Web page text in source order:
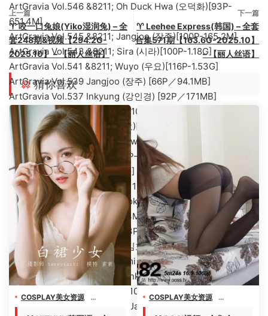
ArtGravia Vol.546 &8211; Oh Duck Hwa (오덕화)[93P-
651.4M]
ArtGravia Vol.545 &8211; Jangjoo (장주)[100P-165.2M]
ArtGravia Vol.543 &8211; Sira (시라)[100P-1.18G]
ArtGravia Vol.541 &8211; Wuyo (우요)[116P-1.53G]
ArtGravia Vol.539 Jangjoo (장주) [66P／94.1MB]
ArtGravia Vol.537 Inkyung (강인경) [92P／171MB]
ArtGravia Vol.531 Sira (시라)[101P-160.8M]
ArtGravia Vol.527 Wuyo (우요)[85P-218M]
ArtGravia Vol.522 Oh Duck Hwa (오덕화) [87P-124MB]
ArtGravia Vol.521 사랑해 [94P-133MB]
ArtGravia Vol.519[101P-1.02G]
ArtGravia Vol.517 율비 [89P-112MB]
ArtGravia Vol.516 &8211; Mookie [100P-995M]
ArtGravia Vol.515 [101P／133MB]
ArtGravia Vol.513 Jangjoo[93P／98MB]
ArtGravia Vol.511 Hyoyeon (김효연) [95P-185M]
ArtGravia Vol.510 &8211; Dami (퀸다미) [103P-1G]
[ARTGRAVIA]VOL.508 Kang Inkyung [76P-121MB]
ArtGravia Vol.506 Sira(시라)[104P／125MB]
[ARTGRAVIA]Vol.502 &8211; Jangjoo (장주)[94P-1.13G]
上一篇
♈ 咬一口兔娘(Yiko湿润兔) – 全
套248期&视频【294.2G-
2025.10】 – 【丽人丝语】
下一篇
♈ Leehee Express(韩国) – 全套
合集571期【163.6G-2025.10】
– 【丽人丝语】
猜你喜欢
COSPLAY美女资源
COSPLAY美女资源